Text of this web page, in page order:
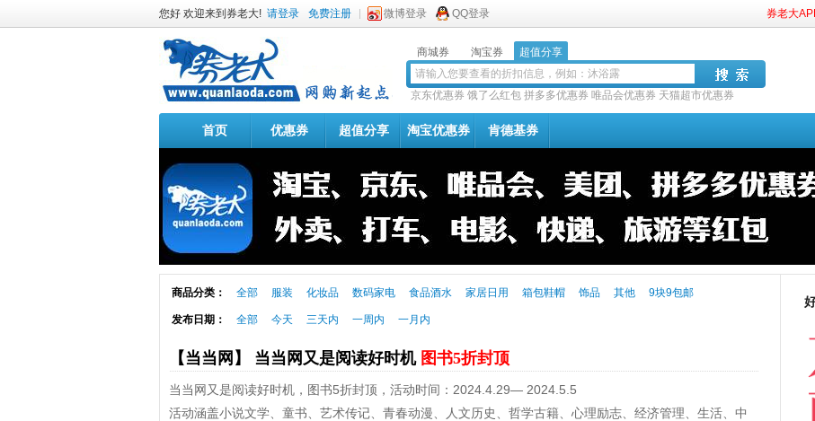
您好 欢迎来到券老大! 请登录 免费注册 微博登录 QQ登录 券老大
商城券 淘宝券 超值分享
京东优惠券 饿了么红包 拼多多优惠券 唯品会优惠券 天猫超市优惠券
首页 优惠券 超值分享 淘宝优惠券 肯德基券
商品分类： 全部 服装 化妆品 数码家电 食品酒水 家居日用 箱包鞋帽 饰品 其他 9块9包邮
发布日期： 全部 今天 三天内 一周内 一月内
【当当网】 当当网又是阅读好时机 图书5折封顶
当当网又是阅读好时机，图书5折封顶，活动时间：2024.4.29— 2024.5.5
活动涵盖小说文学、童书、艺术传记、青春动漫、人文历史、哲学古籍、心理励志、经济管理、生活、中